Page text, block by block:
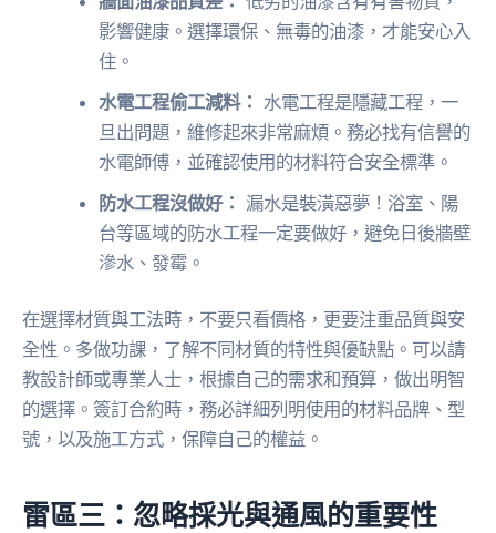
影響健康。選擇環保、無毒的油漆，才能安心入
住。
水電工程偷工減料： 水電工程是隱藏工程，一
旦出問題，維修起來非常麻煩。務必找有信譽的
水電師傅，並確認使用的材料符合安全標準。
防水工程沒做好： 漏水是裝潢惡夢！浴室、陽
台等區域的防水工程一定要做好，避免日後牆壁
滲水、發霉。
在選擇材質與工法時，不要只看價格，更要注重品質與安
全性。多做功課，了解不同材質的特性與優缺點。可以請
教設計師或專業人士，根據自己的需求和預算，做出明智
的選擇。簽訂合約時，務必詳細列明使用的材料品牌、型
號，以及施工方式，保障自己的權益。
雷區三：忽略採光與通風的重要性